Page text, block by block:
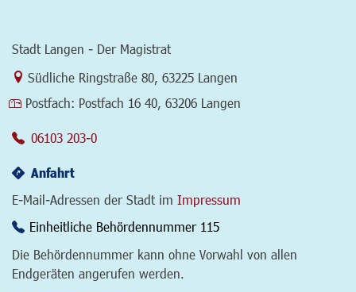
Stadt Langen - Der Magistrat
Link zur Google-Maps Navigation
Südliche Ringstraße 80 63225 Langen
Postfach: Postfach 16 40, 63206 Langen
06103 203-0
Anfahrt
E-Mail-Adressen der Stadt im Impressum
Einheitliche Behördennummer 115
Die Behördennummer kann ohne Vorwahl von allen
Endgeräten angerufen werden.